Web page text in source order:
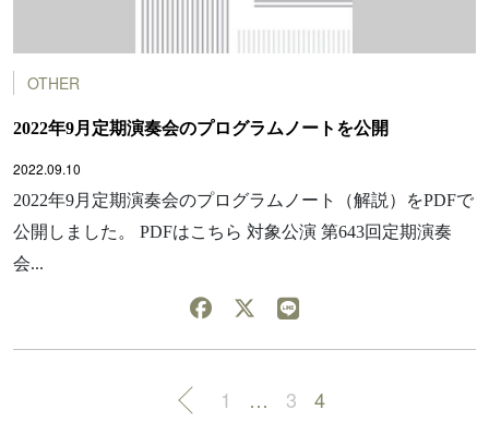
OTHER
2022年9月定期演奏会のプログラムノートを公開
2022.09.10
2022年9月定期演奏会のプログラムノート（解説）をPDFで
公開しました。 PDFはこちら 対象公演 第643回定期演奏
会...
1 … 3 4